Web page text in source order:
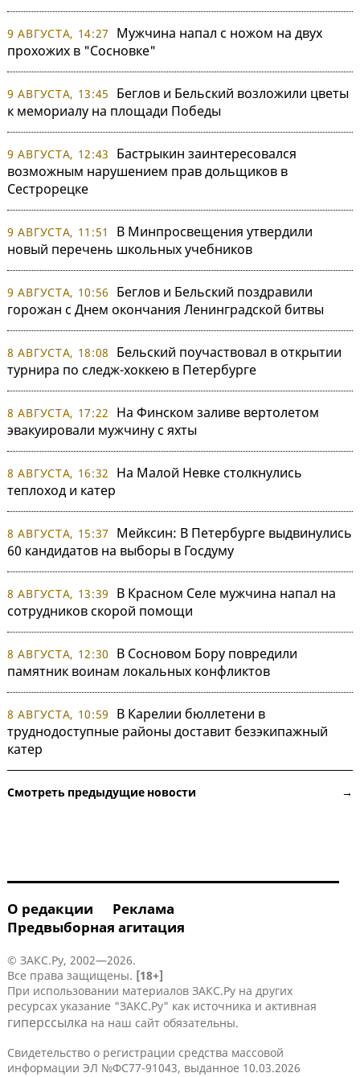
9 АВГУСТА, 14:27
Мужчина напал с ножом на двух
прохожих в "Сосновке"
9 АВГУСТА, 13:45
Беглов и Бельский возложили цветы
к мемориалу на площади Победы
9 АВГУСТА, 12:43
Бастрыкин заинтересовался
возможным нарушением прав дольщиков в
Сестрорецке
9 АВГУСТА, 11:51
В Минпросвещения утвердили
новый перечень школьных учебников
9 АВГУСТА, 10:56
Беглов и Бельский поздравили
горожан с Днем окончания Ленинградской битвы
8 АВГУСТА, 18:08
Бельский поучаствовал в открытии
турнира по следж-хоккею в Петербурге
8 АВГУСТА, 17:22
На Финском заливе вертолетом
эвакуировали мужчину с яхты
8 АВГУСТА, 16:32
На Малой Невке столкнулись
теплоход и катер
8 АВГУСТА, 15:37
Мейксин: В Петербурге выдвинулись
60 кандидатов на выборы в Госдуму
8 АВГУСТА, 13:39
В Красном Селе мужчина напал на
сотрудников скорой помощи
8 АВГУСТА, 12:30
В Сосновом Бору повредили
памятник воинам локальных конфликтов
8 АВГУСТА, 10:59
В Карелии бюллетени в
труднодоступные районы доставит безэкипажный
катер
Смотреть предыдущие новости →
О редакции
Реклама
Предвыборная агитация
© ЗАКС.Ру, 2002—2026.
Все права защищены. [18+]
При использовании материалов ЗАКС.Ру на других
ресурсах указание "ЗАКС.Ру" как источника и активная
гиперссылка на наш сайт обязательны.
Свидетельство о регистрации средства массовой
информации ЭЛ №ФС77-91043, выданное 10.03.2026